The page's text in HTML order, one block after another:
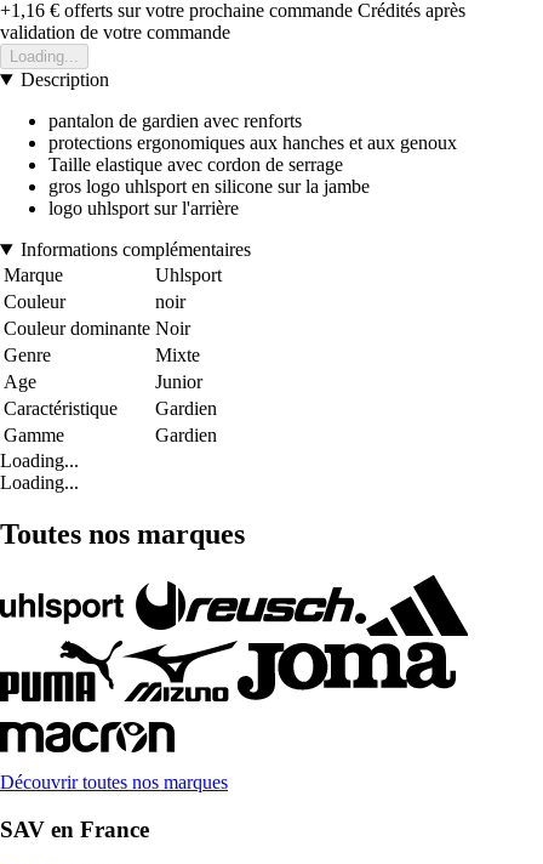
+1,16 € offerts sur votre prochaine commande Crédités après
validation de votre commande
Loading...
Description
pantalon de gardien avec renforts
protections ergonomiques aux hanches et aux genoux
Taille elastique avec cordon de serrage
gros logo uhlsport en silicone sur la jambe
logo uhlsport sur l'arrière
Informations complémentaires
Marque
Uhlsport
Couleur
noir
Couleur dominante Noir
Genre
Mixte
Age
Junior
Caractéristique
Gardien
Gamme
Gardien
Loading...
Loading...
Toutes nos marques
Découvrir toutes nos marques
SAV en France